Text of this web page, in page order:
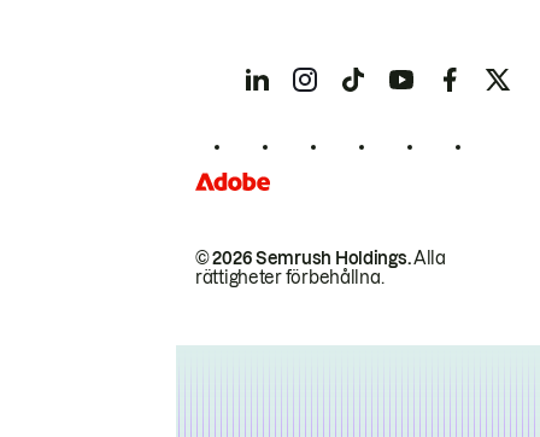
© 2026 Semrush Holdings.Alla
rättigheter förbehållna.